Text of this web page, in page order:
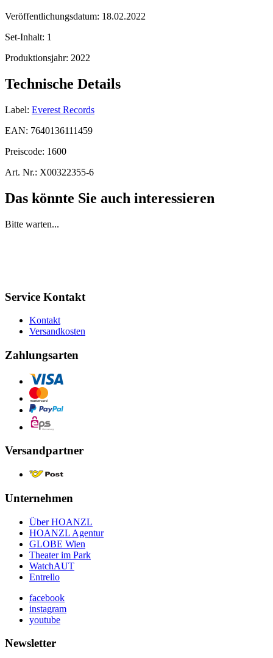
Veröffentlichungsdatum: 18.02.2022
Set-Inhalt: 1
Produktionsjahr: 2022
Technische Details
Label: Everest Records
EAN: 7640136111459
Preiscode: 1600
Art. Nr.: X00322355-6
Das könnte Sie auch interessieren
Bitte warten...
Service Kontakt
Kontakt
Versandkosten
Zahlungsarten
Versandpartner
Unternehmen
Über HOANZL
HOANZL Agentur
GLOBE Wien
Theater im Park
WatchAUT
Entrello
facebook
instagram
youtube
Newsletter